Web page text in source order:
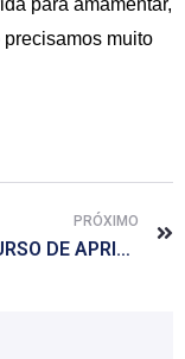
para amamentar,
muito
PRÓXIMO
CURSO DE APRIMORAMENTO NO TRATAMENTO DO DIABETES